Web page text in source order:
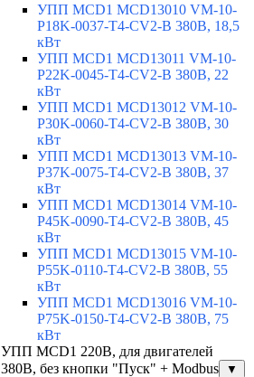
УПП MCD1 MCD13010 VM-10-
P18K-0037-T4-CV2-B 380В, 18,5
кВт
УПП MCD1 MCD13011 VM-10-
P22K-0045-T4-CV2-B 380В, 22
кВт
УПП MCD1 MCD13012 VM-10-
P30K-0060-T4-CV2-B 380В, 30
кВт
УПП MCD1 MCD13013 VM-10-
P37K-0075-T4-CV2-B 380В, 37
кВт
УПП MCD1 MCD13014 VM-10-
P45K-0090-T4-CV2-B 380В, 45
кВт
УПП MCD1 MCD13015 VM-10-
P55K-0110-T4-CV2-B 380В, 55
кВт
УПП MCD1 MCD13016 VM-10-
P75K-0150-T4-CV2-B 380В, 75
кВт
УПП MCD1 220В, для двигателей
380В, без кнопки "Пуск" + Modbus
▼